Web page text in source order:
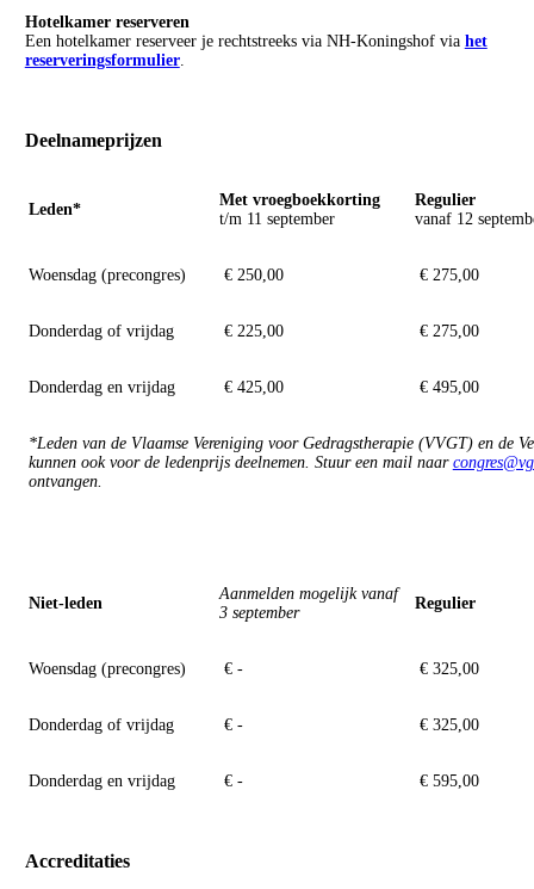
Hotelkamer reserveren
Een hotelkamer reserveer je rechtstreeks via NH-Koningshof via het
reserveringsformulier.
Deelnameprijzen
Leden*
Met vroegboekkorting
t/m 11 september
Regulier
vanaf 12
Woensdag (precongres) € 250,00 € 275,00
Donderdag of vrijdag € 225,00 € 275,00
Donderdag en vrijdag € 425,00 € 495,00
*Leden van de Vlaamse Vereniging voor Gedragstherapie (VVGT) en de
kunnen ook voor de ledenprijs deelnemen. Stuur een mail naar
ontvangen.
Niet-leden
Aanmelden mogelijk vanaf
3 september
Regulier
Woensdag (precongres) € - € 325,00
Donderdag of vrijdag € - € 325,00
Donderdag en vrijdag € - € 595,00
Accreditaties